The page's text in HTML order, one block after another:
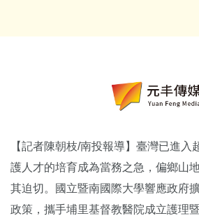
【記者陳朝枝/南投報導】臺灣已進入
護人才的培育成為當務之急，偏鄉山
其迫切。國立暨南國際大學響應政府
政策，攜手埔里基督教醫院成立護理